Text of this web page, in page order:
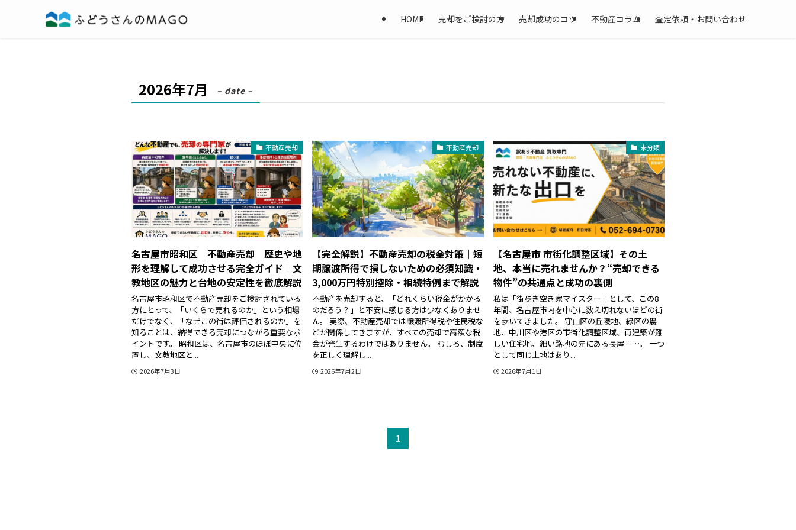
HOME 売却をご検討の方 売却成功のコツ 不動産コラム 査定依頼・お問い合わせ
2026年7月 – date –
不動産売却
名古屋市昭和区 不動産売却 歴史や地
形を理解して成功させる完全ガイド｜文
教地区の魅力と台地の安定性を徹底解説
名古屋市昭和区で不動産売却をご検討されている
方にとって、「いくらで売れるのか」という相場
だけでなく、「なぜこの街は評価されるのか」を
知ることは、納得できる売却につながる重要なポ
イントです。 昭和区は、名古屋市のほぼ中央に位
置し、文教地区と...
2026年7月3日
不動産売却
【完全解説】不動産売却の税金対策｜短
期譲渡所得で損しないための必須知識・
3,000万円特別控除・相続特例まで解説
不動産を売却すると、「どれくらい税金がかかる
のだろう？」と不安に感じる方は少なくありませ
ん。 実際、不動産売却では譲渡所得税や住民税な
どが関係してきますが、すべての売却で高額な税
金が発生するわけではありません。 むしろ、制度
を正しく理解し...
2026年7月2日
未分類
【名古屋市 市街化調整区域】その土
地、本当に売れませんか？“売却できる
物件”の共通点と成功の裏側
私は「街歩き空き家マイスター」として、この8
年間、名古屋市内を中心に数え切れないほどの街
を歩いてきました。 守山区の丘陵地、緑区の農
地、中川区や港区の市街化調整区域、再建築が難
しい住宅地、細い路地の先にある長屋……。 一つ
として同じ土地はあり...
2026年7月1日
1